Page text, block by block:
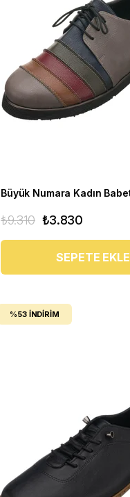
₺3.830
₺9.310
SEPETE EKLE
%53 İNDIRIM